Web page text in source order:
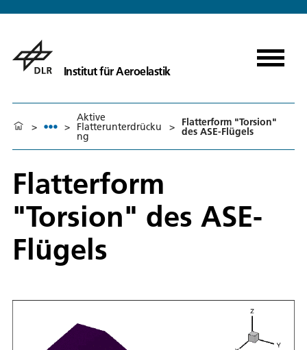
Institut für Aeroelastik
> >
Aktive
Flatterunterdrücku
ng
> Flatterform "Torsion"
des ASE-Flügels
Flatterform
"Torsion" des ASE-
Flügels